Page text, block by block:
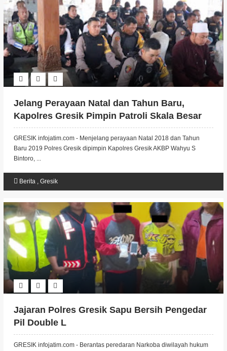
Jelang Perayaan Natal dan Tahun Baru,
Kapolres Gresik Pimpin Patroli Skala Besar
GRESIK infojatim.com - Menjelang perayaan Natal 2018 dan Tahun
Baru 2019 Polres Gresik dipimpin Kapolres Gresik AKBP Wahyu S
Bintoro, ...
Berita, Gresik
Jajaran Polres Gresik Sapu Bersih Pengedar
Pil Double L
GRESIK infojatim.com - Berantas peredaran Narkoba diwilayah hukum